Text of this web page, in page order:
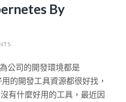
By
公司的開發環境都是
的開發工具資源都很好找，
有什麼好用的工具，最近因